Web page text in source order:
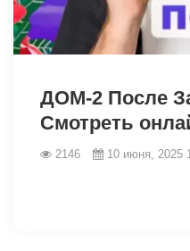
ДОМ-2 После
Смотреть
2146 10 июня, 2025